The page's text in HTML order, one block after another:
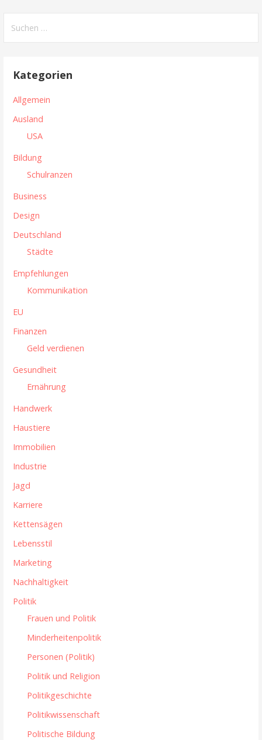
g
n
Kategorien
Allgemein
Ausland
USA
Bildung
Schulranzen
Business
Design
Deutschland
Städte
Empfehlungen
Kommunikation
EU
Finanzen
Geld verdienen
Gesundheit
Ernährung
Handwerk
Haustiere
Immobilien
Industrie
Jagd
Karriere
Kettensägen
Lebensstil
Marketing
Nachhaltigkeit
Politik
Frauen und Politik
Minderheitenpolitik
Personen (Politik)
Politik und Religion
Politikgeschichte
Politikwissenschaft
Politische Bildung